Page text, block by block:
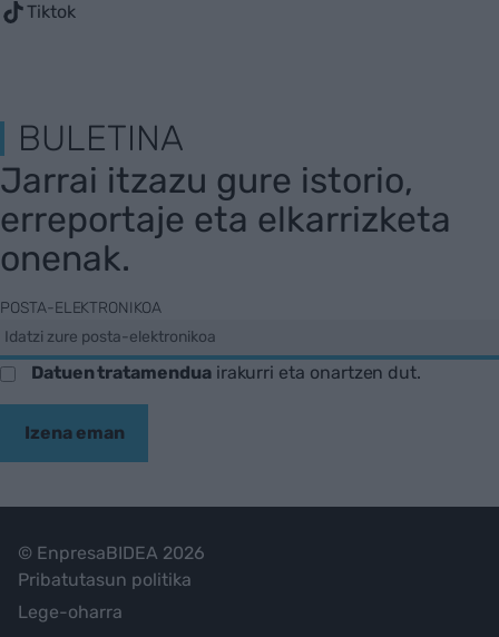
Tiktok
BULETINA
Jarrai itzazu gure istorio,
erreportaje eta elkarrizketa
onenak.
POSTA-ELEKTRONIKOA
Datuen tratamenduairakurri eta onartzen dut.
Izena eman
© EnpresaBIDEA 2026
Pribatutasun politika
Lege-oharra